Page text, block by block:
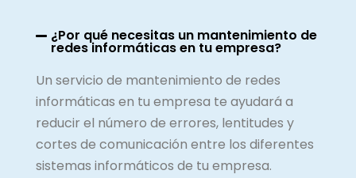
¿Por qué necesitas un mantenimiento de
redes informáticas en tu empresa?
Un servicio de mantenimiento de redes
informáticas en tu empresa te ayudará a
reducir el número de errores, lentitudes y
cortes de comunicación entre los diferentes
sistemas informáticos de tu empresa.